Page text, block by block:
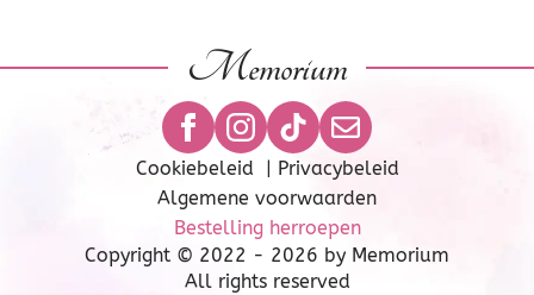
Memorium
Cookiebeleid | Privacybeleid
Algemene voorwaarden
Bestelling herroepen
Copyright © 2022 - 2026 by Memorium
All rights reserved